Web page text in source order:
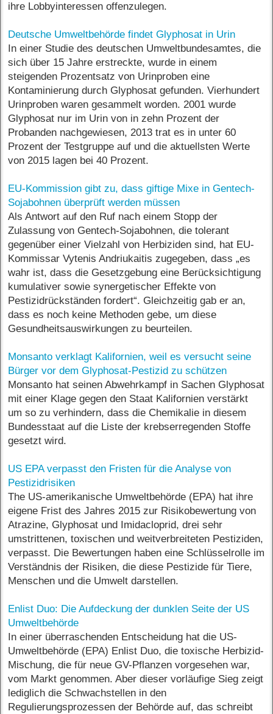
ihre Lobbyinteressen offenzulegen.
Deutsche Umweltbehörde findet Glyphosat in Urin
In einer Studie des deutschen Umweltbundesamtes, die
sich über 15 Jahre erstreckte, wurde in einem
steigenden Prozentsatz von Urinproben eine
Kontaminierung durch Glyphosat gefunden. Vierhundert
Urinproben waren gesammelt worden. 2001 wurde
Glyphosat nur im Urin von in zehn Prozent der
Probanden nachgewiesen, 2013 trat es in unter 60
Prozent der Testgruppe auf und die aktuellsten Werte
von 2015 lagen bei 40 Prozent.
EU-Kommission gibt zu, dass giftige Mixe in Gentech-
Sojabohnen überprüft werden müssen
Als Antwort auf den Ruf nach einem Stopp der
Zulassung von Gentech-Sojabohnen, die tolerant
gegenüber einer Vielzahl von Herbiziden sind, hat EU-
Kommissar Vytenis Andriukaitis zugegeben, dass „es
wahr ist, dass die Gesetzgebung eine Berücksichtigung
kumulativer sowie synergetischer Effekte von
Pestizidrückständen fordert“. Gleichzeitig gab er an,
dass es noch keine Methoden gebe, um diese
Gesundheitsauswirkungen zu beurteilen.
Monsanto verklagt Kalifornien, weil es versucht seine
Bürger vor dem Glyphosat-Pestizid zu schützen
Monsanto hat seinen Abwehrkampf in Sachen Glyphosat
mit einer Klage gegen den Staat Kalifornien verstärkt
um so zu verhindern, dass die Chemikalie in diesem
Bundesstaat auf die Liste der krebserregenden Stoffe
gesetzt wird.
US EPA verpasst den Fristen für die Analyse von
Pestizidrisiken
The US-amerikanische Umweltbehörde (EPA) hat ihre
eigene Frist des Jahres 2015 zur Risikobewertung von
Atrazine, Glyphosat und Imidacloprid, drei sehr
umstrittenen, toxischen und weitverbreiteten Pestiziden,
verpasst. Die Bewertungen haben eine Schlüsselrolle im
Verständnis der Risiken, die diese Pestizide für Tiere,
Menschen und die Umwelt darstellen.
Enlist Duo: Die Aufdeckung der dunklen Seite der US
Umweltbehörde
In einer überraschenden Entscheidung hat die US-
Umweltbehörde (EPA) Enlist Duo, die toxische Herbizid-
Mischung, die für neue GV-Pflanzen vorgesehen war,
vom Markt genommen. Aber dieser vorläufige Sieg zeigt
lediglich die Schwachstellen in den
Regulierungsprozessen der Behörde auf, das schreibt